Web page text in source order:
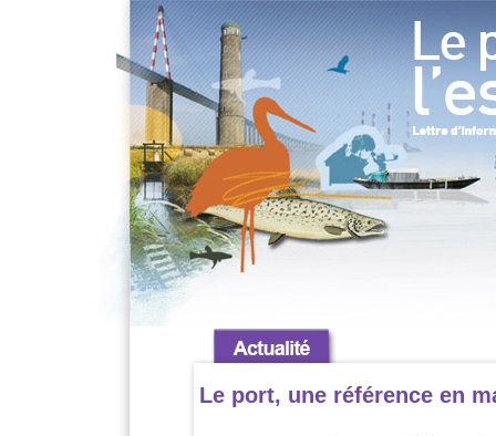
Le port, une référence en